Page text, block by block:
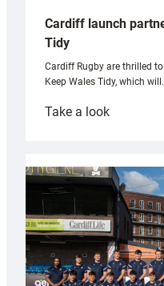
Cardiff launch
Tidy
Cardiff Rugby are thrilled
Keep Wales Tidy, which
Take a look:
with
Keep
Wales
Tidy